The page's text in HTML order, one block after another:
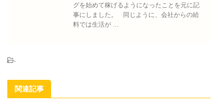
グを始めて稼げるようになったことを元に記
事にしました。 同じように、会社からの給
料では生活が ...
-
関連記事